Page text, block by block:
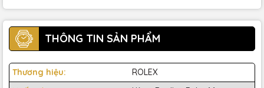
THÔNG TIN SẢN PHẨM
Thương hiệu:
ROLEX